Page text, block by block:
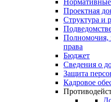
Проектная
Структура и
Полномочия,
права
Бюджет
Сведения о
Защита
Кадровое